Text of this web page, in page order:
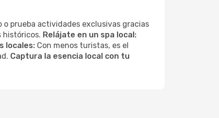
prueba actividades exclusivas gracias
históricos. Relájate en un spa local:
locales: Con menos turistas, es el
Captura la esencia local con tu